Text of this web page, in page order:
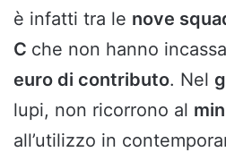
è infatti tra le nove
C che non hanno
euro di contributo. Nel
lupi, non ricorrono al
all’utilizzo in